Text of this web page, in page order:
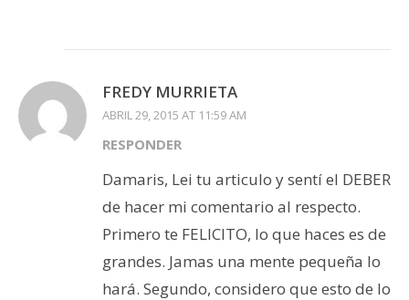
FREDY MURRIETA
ABRIL 29, 2015 AT 11:59 AM
RESPONDER
Damaris, Lei tu articulo y sentí el DEBER
de hacer mi comentario al respecto.
Primero te FELICITO, lo que haces es de
grandes. Jamas una mente pequeña lo
hará. Segundo, considero que esto de lo